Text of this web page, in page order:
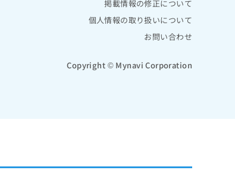
掲載情報の修正について
個人情報の取り扱いについて
お問い合わせ
Copyright © Mynavi Corporation